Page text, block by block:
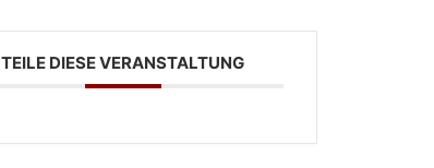
TEILE DIESE VERANSTALTUNG